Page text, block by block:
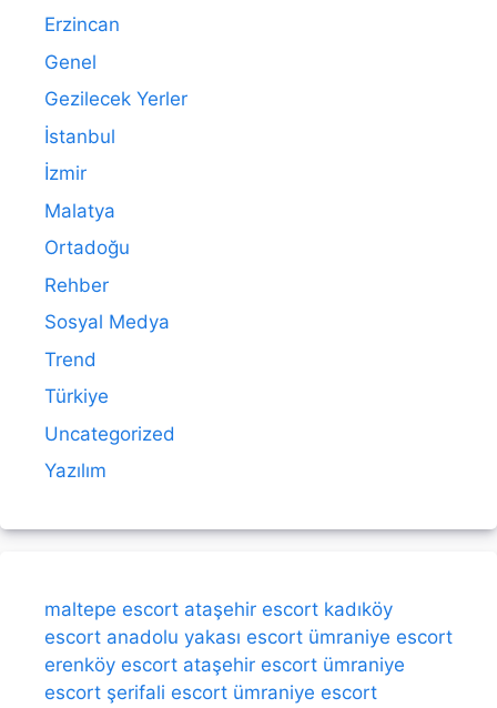
Erzincan
Genel
Gezilecek Yerler
İstanbul
İzmir
Malatya
Ortadoğu
Rehber
Sosyal Medya
Trend
Türkiye
Uncategorized
Yazılım
maltepe escort ataşehir escort kadıköy
escort anadolu yakası escort ümraniye escort
erenköy escort ataşehir escort ümraniye
escort şerifali escort ümraniye escort